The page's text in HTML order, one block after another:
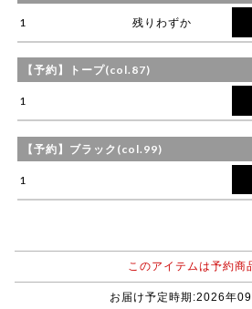
1 残りわずか
【予約】トープ(col.87)
1
【予約】ブラック(col.99)
1
このアイテムは予約商
お届け予定時期:2026年